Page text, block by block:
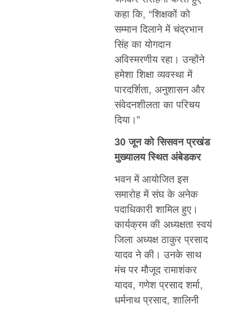
कहा कि, “शिक्षकों को
सम्मान दिलाने में चंद्रभान
सिंह का योगदान
अविस्मरणीय रहा। उन्होंने
हमेशा शिक्षा व्यवस्था में
पारदर्शिता, अनुशासन और
संवेदनशीलता का परिचय
दिया।”
30 जून को सिसवन प्रखंड
मुख्यालय स्थित अंबेडकर
भवन में आयोजित इस
समारोह में संघ के अनेक
पदाधिकारी शामिल हुए।
कार्यक्रम की अध्यक्षता स्वयं
जिला अध्यक्ष ठाकुर प्रसाद
यादव ने की। उनके साथ
मंच पर मौजूद रामाशंकर
यादव, गणेश प्रसाद शर्मा,
धर्मनाथ प्रसाद, शालिनी